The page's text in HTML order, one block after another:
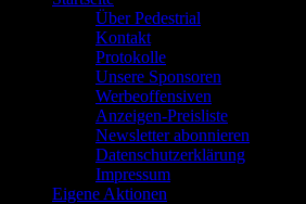
Über Pedestrial
Kontakt
Protokolle
Unsere Sponsoren
Werbeoffensiven
Anzeigen-Preisliste
Newsletter abonnieren
Datenschutzerklärung
Impressum
Eigene Aktionen